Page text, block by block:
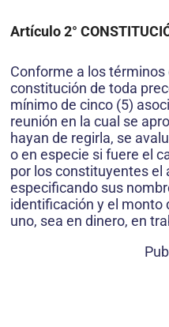
Artículo 2°
Conforme a los
constitución de toda
mínimo de cinco (5)
reunión en la cual se
hayan de regirla, se
o en especie si fuere el
por los constituyentes el
especificando sus
identificación y el monto
uno, sea en dinero, en